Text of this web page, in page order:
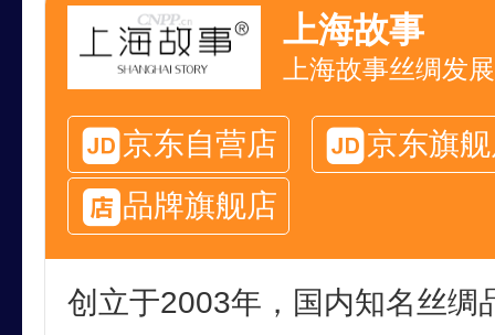
上海故事
上海故事丝绸发
京东自营店
京东旗
品牌旗舰店
创立于2003年，国内知名丝绸